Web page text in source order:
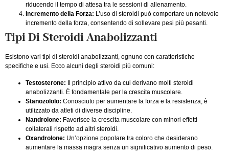
riducendo il tempo di attesa tra le sessioni di allenamento.
Incremento della Forza: L’uso di steroidi può comportare un notevole
incremento della forza, consentendo di sollevare pesi più pesanti.
Tipi Di Steroidi Anabolizzanti
Esistono vari tipi di steroidi anabolizzanti, ognuno con caratteristiche
specifiche e usi. Ecco alcuni degli steroidi più comuni:
Testosterone: Il principio attivo da cui derivano molti steroidi
anabolizzanti. È fondamentale per la crescita muscolare.
Stanozololo: Conosciuto per aumentare la forza e la resistenza, è
utilizzato da atleti di diverse discipline.
Nandrolone: Favorisce la crescita muscolare con minori effetti
collaterali rispetto ad altri steroidi.
Oxandrolone: Un’opzione popolare tra coloro che desiderano
aumentare la massa magra senza un significativo aumento di peso.